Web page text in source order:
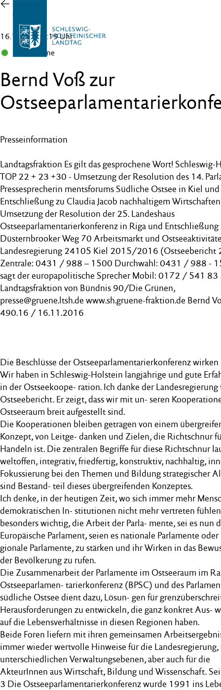
Zur
Übersicht
16.11.16 , 17:19 Uhr
B 90/Grüne
Bernd Voß zur
Presseinformation
Landtagsfraktion Es gilt das gesprochene Wort! Schleswig-
TOP 22 + 23 +30 - Umsetzung der Resolution des 14.
Pressesprecherin mentsforums Südliche Ostsee in Kiel und
Entschließung zu Claudia Jacob nachhaltigem
Umsetzung der Resolution der 25. Landeshaus
Ostseeparlamentarierkonferenz in Riga und Entschließung
Düsternbrooker Weg 70 Arbeitsmarkt und
Landesregierung 24105 Kiel 2015/2016 (Ostseebericht
Zentrale: 0431 / 988 – 1500 Durchwahl: 0431 / 988 -
sagt der europapolitische Sprecher Mobil: 0172 / 541 83
Landtagsfraktion von Bündnis 90/Die Grünen,
presse@gruene.ltsh.de www.sh.gruene-fraktion.de Bernd
490.16 / 16.11.2016
Die Beschlüsse der Ostseeparlamentarierkonferenz wirken
Wir haben in Schleswig-Holstein langjährige und gute
in der Ostseekoope- ration. Ich danke der Landesregierung
Ostseebericht. Er zeigt, dass wir mit un- seren
Ostseeraum breit aufgestellt sind.
Die Kooperationen bleiben getragen von einem
Konzept, von Leitge- danken und Zielen, die Richtschnur
Handeln ist. Die zentralen Begriffe für diese Richtschnur
weltoffen, integrativ, friedfertig, konstruktiv, nachhaltig,
Fokussierung bei den Themen und Bildung strategischer
sind Bestand- teil dieses übergreifenden Konzeptes.
Ich denke, in der heutigen Zeit, wo sich immer mehr
demokratischen In- stitutionen nicht mehr vertreten
besonders wichtig, die Arbeit der Parla- mente, sei es nun
Europäische Parlament, seien es nationale Parlamente oder
gionale Parlamente, zu stärken und ihr Wirken in das
der Bevölkerung zu rufen.
Die Zusammenarbeit der Parlamente im Ostseeraum im
Ostseeparlamen- tarierkonferenz (BPSC) und des
südliche Ostsee dient dazu, Lösun- gen für
Herausforderungen zu entwickeln, die ganz konkret Aus-
auf die Lebensverhältnisse in diesen Regionen haben.
Beide Foren liefern mit ihren gemeinsamen
immer wieder wertvolle Hinweise für die Landesregierung,
unterschiedlichen Verwaltungsebenen, aber auch für die
AkteurInnen aus Wirtschaft, Bildung und Wissenschaft.
3 Die Ostseeparlamentarierkonferenz wurde 1991 ins